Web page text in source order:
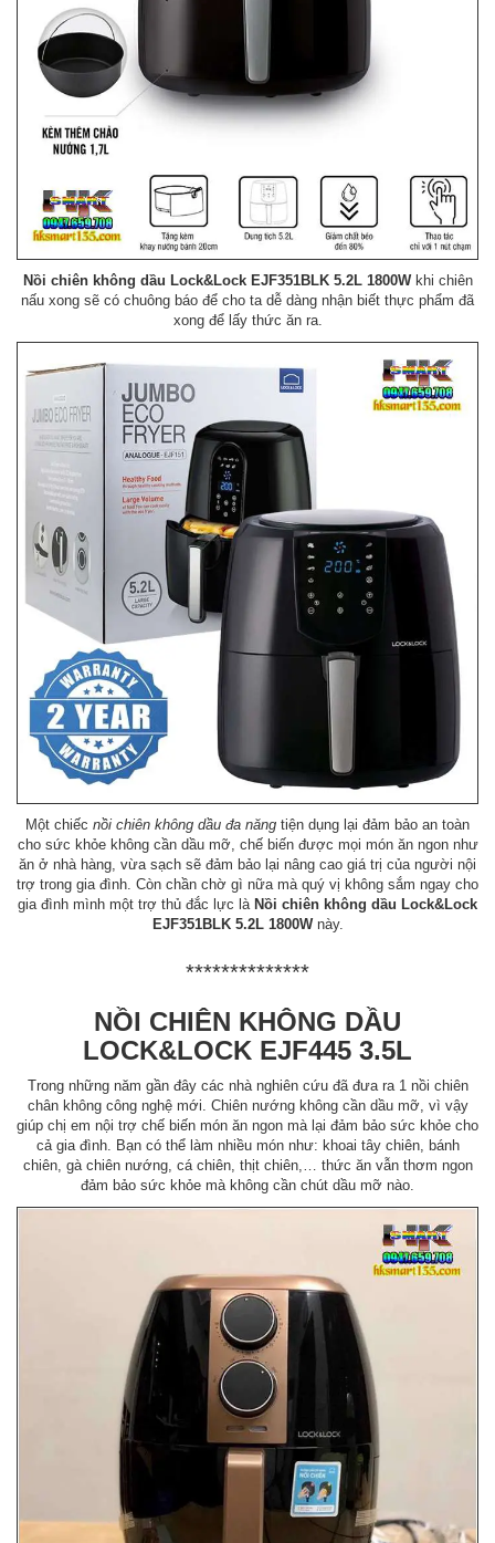
Nồi chiên không dầu Lock&Lock EJF351BLK 5.2L 1800Wkhi chiên
nấu xong sẽ có chuông báo để cho ta dễ dàng nhận biết thực phẩm đã
xong để lấy thức ăn ra.
Một chiếc nồi chiên không dầu đa năng tiện dụng lại đảm bảo an toàn
cho sức khỏe không cần dầu mỡ, chế biến được mọi món ăn ngon như
ăn ở nhà hàng, vừa sạch sẽ đảm bảo lại nâng cao giá trị của người nội
trợ trong gia đình. Còn chần chờ gì nữa mà quý vị không sắm ngay cho
gia đình mình một trợ thủ đắc lực là Nồi chiên không dầu Lock&Lock
EJF351BLK 5.2L 1800Wnày.
**************
NỒI CHIÊN KHÔNG DẦU
LOCK&LOCK EJF445 3.5L
Trong những năm gần đây các nhà nghiên cứu đã đưa ra 1 nồi chiên
chân không công nghệ mới. Chiên nướng không cần dầu mỡ, vì vậy
giúp chị em nội trợ chế biến món ăn ngon mà lại đảm bảo sức khỏe cho
cả gia đình. Bạn có thể làm nhiều món như: khoai tây chiên, bánh
chiên, gà chiên nướng, cá chiên, thịt chiên,… thức ăn vẫn thơm ngon
đảm bảo sức khỏe mà không cần chút dầu mỡ nào.